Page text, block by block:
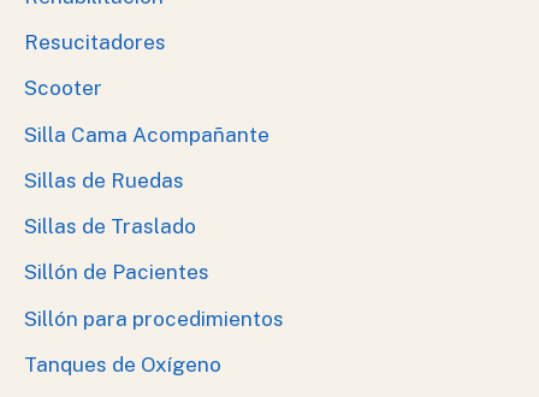
Resucitadores
Scooter
Silla Cama Acompañante
Sillas de Ruedas
Sillas de Traslado
Sillón de Pacientes
Sillón para procedimientos
Tanques de Oxígeno